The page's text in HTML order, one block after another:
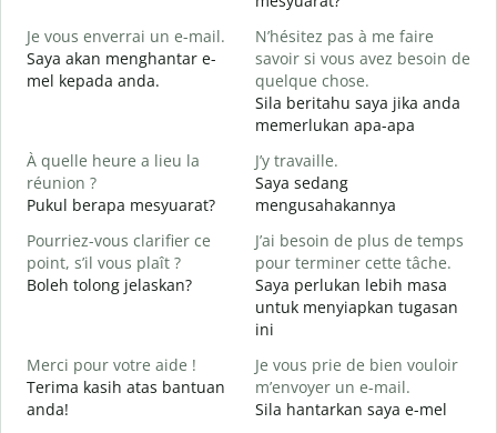
Je vous enverrai un e-mail.
Saya akan menghantar e-
mel kepada anda.
N’hésitez pas à me faire
savoir si vous avez besoin de
quelque chose.
Sila beritahu saya jika anda
memerlukan apa-apa
À quelle heure a lieu la
réunion ?
Pukul berapa mesyuarat?
J’y travaille.
Saya sedang
mengusahakannya
Pourriez-vous clarifier ce
point, s’il vous plaît ?
Boleh tolong jelaskan?
J’ai besoin de plus de temps
pour terminer cette tâche.
Saya perlukan lebih masa
untuk menyiapkan tugasan
ini
Merci pour votre aide !
Terima kasih atas bantuan
anda!
Je vous prie de bien vouloir
m’envoyer un e-mail.
Sila hantarkan saya e-mel